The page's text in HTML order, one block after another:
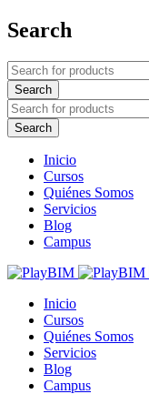
Search
Inicio
Cursos
Quiénes Somos
Servicios
Blog
Campus
Inicio
Cursos
Quiénes Somos
Servicios
Blog
Campus